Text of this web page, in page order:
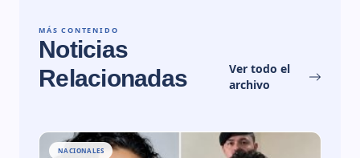
MÁS CONTENIDO
Noticias
Relacionadas
Ver todo el
archivo
NACIONALES